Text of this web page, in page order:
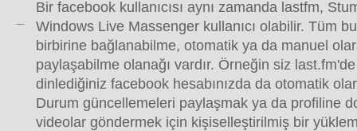
Bir facebook kullanıcısı aynı zamanda lastfm,
Windows Live Massenger kullanıcı olabilir. Tüm
birbirine bağlanabilme, otomatik ya da manuel
paylaşabilme olanağı vardır. Örneğin siz
dinlediğiniz facebook hesabınızda da otomatik
Durum güncellemeleri paylaşmak ya da profiline
videolar göndermek için kişiselleştirilmiş bir